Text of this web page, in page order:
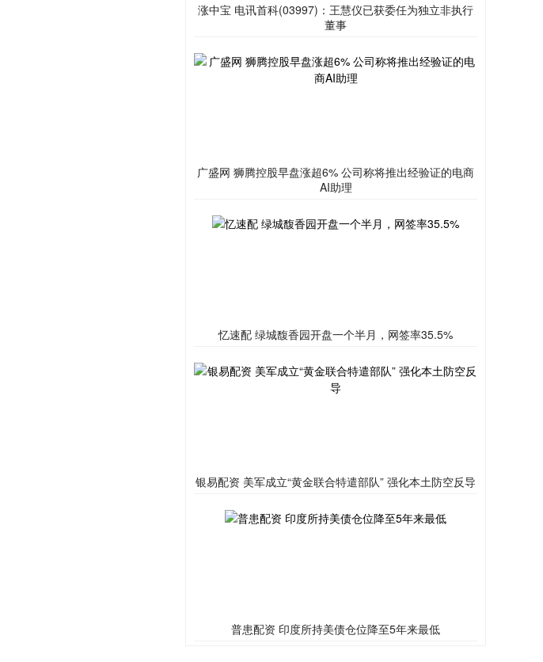
涨中宝 电讯首科(03997)：王慧仪已获委任为独立非执行
董事
广盛网 狮腾控股早盘涨超6% 公司称将推出经验证的电商
AI助理
忆速配 绿城馥香园开盘一个半月，网签率35.5%
银易配资 美军成立“黄金联合特遣部队” 强化本土防空反导
普患配资 印度所持美债仓位降至5年来最低